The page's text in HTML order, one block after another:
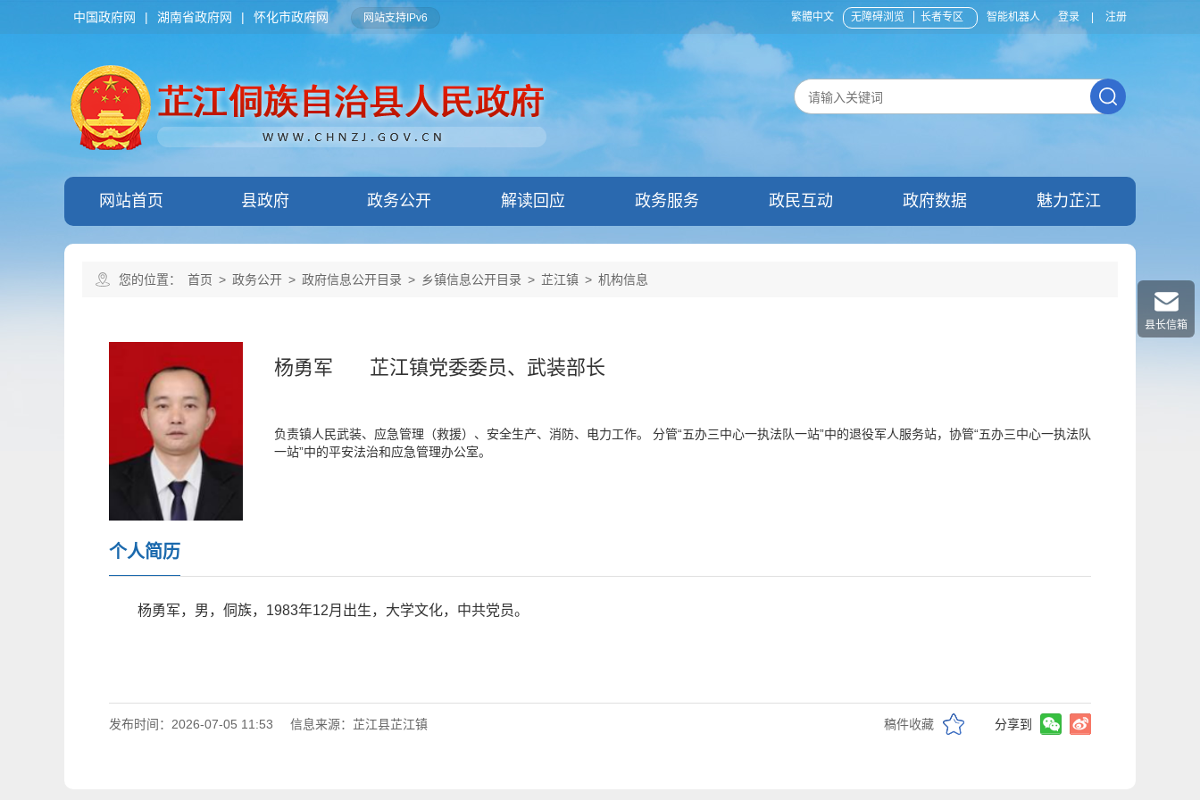
繁體中文 无障碍浏览 长者专区 智能机器人 登录 注册
中国政府网 | 湖南省政府网 | 怀化市政府网 网站支持IPv6
网站首页 县政府 政务公开 解读回应 政务服务 政民互动 政府数据 魅力芷江
您的位置： 首页 > 政务公开 > 政府信息公开目录 > 乡镇信息公开目录 > 芷江镇 > 机构信息
杨勇军 芷江镇党委委员、武装部长
负责镇人民武装、应急管理（救援）、安全生产、消防、电力工作。 分管“五办三中心一执法队一站”中的退役军人服务站，协管“五办三中心一执法队
一站”中的平安法治和应急管理办公室。
个人简历
杨勇军，男，侗族，1983年12月出生，大学文化，中共党员。
发布时间：2026-07-05 11:53 信息来源：芷江县芷江镇 稿件收藏 分享到
县长信箱